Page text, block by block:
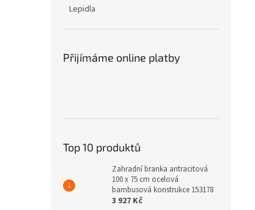
Lepidla
Přijímáme online platby
Top 10 produktů
Zahradní branka antracitová
100 x 75 cm ocelová
bambusová konstrukce 153178
3 927 Kč